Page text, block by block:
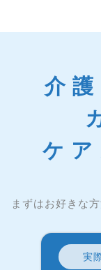
介
ケ
まずはお好きな
実